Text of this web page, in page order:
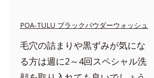
POA-TULU ブラックパウダーウォッシュ
毛穴の詰まりや黒ずみが気にな
る方は週に2～4回スペシャル洗